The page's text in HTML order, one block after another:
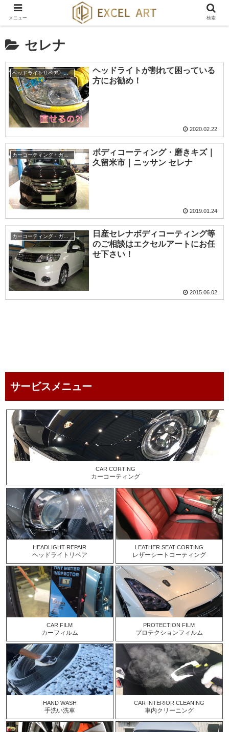
セレナ
ヘッドライトリペア・クラック・ひび割れ除去
ヘッドライトが割れて困っている
方にお勧め！
2020.02.22
カーコーティング・ガラスコーティング・ボディーコーティング
ボディコーティング・磨きキズ｜
久留米市｜ニッサン セレナ
2019.01.24
カーコーティング・ガラスコーティング・ボディーコーティング
日産セレナボディコーティング等
のご相談はエクセルアートにお任
せ下さい！
2015.06.02
サービスメニュー
CAR CORTING
カーコーティング
HEADLIGHT REPAIR
ヘッドライトリペア
LEATHER SEAT CORTING
レザーシートコーティング
CAR FILM
カーフィルム
PROTECTION FILM
プロテクションフィルム
HAND WASH
手洗い洗車
CAR INTERIOR CLEANING
車内クリーニング
メニュー 検索